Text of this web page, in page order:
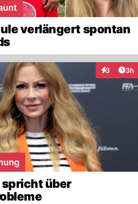
verlängert spontan
3 3h
über